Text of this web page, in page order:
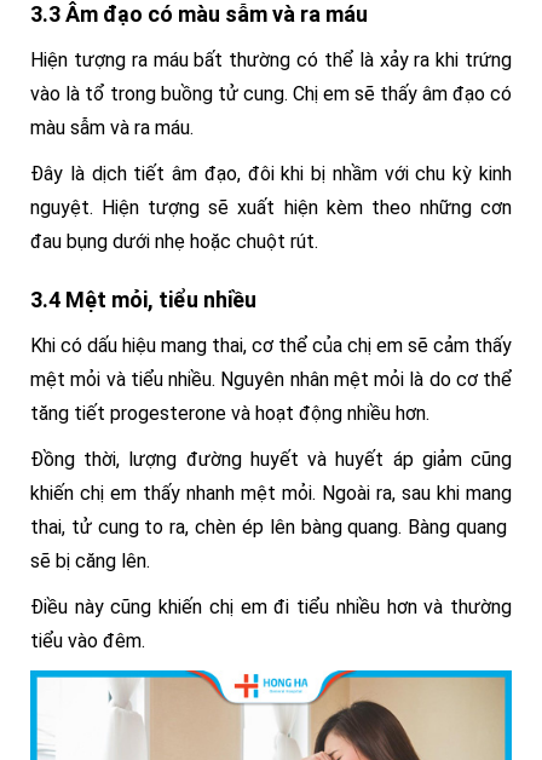
3.3 Âm đạo có màu sẫm và ra máu
Hiện tượng ra máu bất thường có thể là xảy ra khi trứng
vào là tổ trong buồng tử cung. Chị em sẽ thấy âm đạo có
màu sẫm và ra máu.
Đây là dịch tiết âm đạo, đôi khi bị nhầm với chu kỳ kinh
nguyệt. Hiện tượng sẽ xuất hiện kèm theo những cơn
đau bụng dưới nhẹ hoặc chuột rút.
3.4 Mệt mỏi, tiểu nhiều
Khi có dấu hiệu mang thai, cơ thể của chị em sẽ cảm thấy
mệt mỏi và tiểu nhiều. Nguyên nhân mệt mỏi là do cơ thể
tăng tiết progesterone và hoạt động nhiều hơn.
Đồng thời, lượng đường huyết và huyết áp giảm cũng
khiến chị em thấy nhanh mệt mỏi. Ngoài ra, sau khi mang
thai, tử cung to ra, chèn ép lên bàng quang. Bàng quang
sẽ bị căng lên.
Điều này cũng khiến chị em đi tiểu nhiều hơn và thường
tiểu vào đêm.